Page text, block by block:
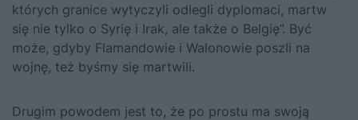
których granice wytyczyli odlegli dyplomaci, martw
się nie tylko o Syrię i Irak, ale także o Belgię”. Być
może, gdyby Flaman­dowie i Walonowie poszli na
wojnę, też byśmy się martwili.
Drugim powodem jest to, że po prostu ma swoją